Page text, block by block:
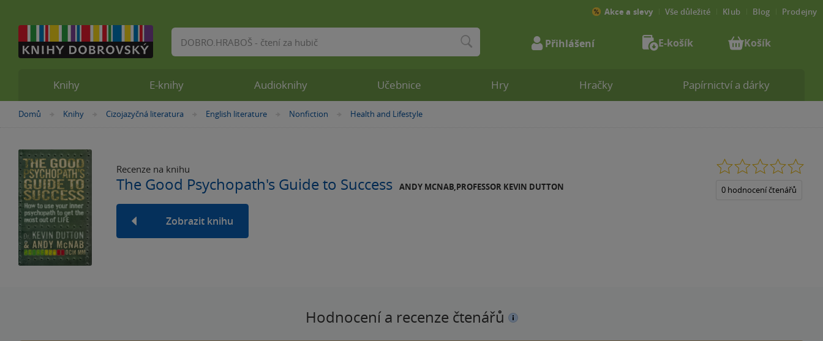
Nacházíte
Domů »
Knihy »
Cizojazyčná literatura »
English literature »
Nonfiction »Health and Lifestyle
Recenze na knihu
The Good Psychopath's Guide to Success ANDY MCNAB,PROFESSOR KEVIN DUTTON
Zobrazit knihu
0.0
0 hodnocení čtenářů
Hodnocení a recenze čtenářů
Knihy E-knihy Audioknihy Učebnice Hry Hračky Papírnictví a dárky
Akce a slevy Vše důležité Klub Blog Prodejny
Vyhledávání Přihlášení E-košík Košík